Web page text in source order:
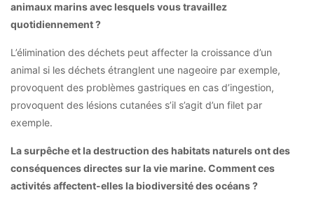
animaux marins avec lesquels vous travaillez
quotidiennement ?
L’élimination des déchets peut affecter la croissance d’un
animal si les déchets étranglent une nageoire par exemple,
provoquent des problèmes gastriques en cas d’ingestion,
provoquent des lésions cutanées s’il s’agit d’un filet par
exemple.
La surpêche et la destruction des habitats naturels ont des
conséquences directes sur la vie marine. Comment ces
activités affectent-elles la biodiversité des océans ?